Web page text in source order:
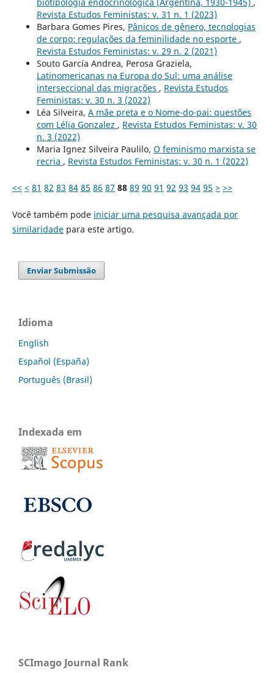
biotipologia endocrinológica (Argentina, 1930-1945) ,
Revista Estudos Feministas: v. 31 n. 1 (2023)
Barbara Gomes Pires, Pânicos de gênero, tecnologias
de corpo: regulações da feminilidade no esporte ,
Revista Estudos Feministas: v. 29 n. 2 (2021)
Souto García Andrea, Perosa Graziela,
Latinomericanas na Europa do Sul: uma análise
interseccional das migrações , Revista Estudos
Feministas: v. 30 n. 3 (2022)
Léa Silveira, A mãe preta e o Nome-do-pai: questões
com Lélia Gonzalez , Revista Estudos Feministas: v. 30
n. 3 (2022)
Maria Ignez Silveira Paulilo, O feminismo marxista se
recria , Revista Estudos Feministas: v. 30 n. 1 (2022)
<< < 81 82 83 84 85 86 87 88 89 90 91 92 93 94 95 > >>
Você também pode iniciar uma pesquisa avançada por
similaridadepara este artigo.
Enviar Submissão
Idioma
English
Español (España)
Português (Brasil)
Indexada em
SCImago Journal Rank